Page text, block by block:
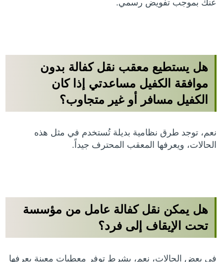
عنك بموجب تفويض رسمي.
هل يستطيع معقب نقل كفالة بدون
موافقة الكفيل مساعدتي إذا كان
الكفيل مسافر أو غير متجاوب؟
نعم، توجد طرق نظامية بديلة تُستخدم في مثل هذه
الحالات، ويعرفها المعقب المحترف جيداً.
هل يمكن نقل كفالة عامل من مؤسسة
تحت الإيقاف إلى فرد؟
في بعض الحالات، نعم، بشرط توفر معطيات معينة يعرفها